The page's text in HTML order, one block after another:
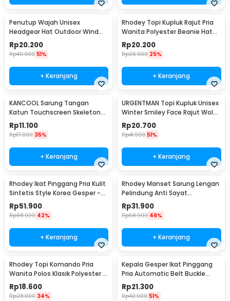
Penutup Wajah Unisex
Headgear Hat Outdoor Wind
Mask Balaclava - P01
Rp20.200
Rp40.900 51%
+ Keranjang
Rhodey Topi Kupluk Rajut Pria
Wanita Polyester Beanie Hat
Winter - EC002
Rp20.200
Rp26.900 25%
+ Keranjang
KANCOOL Sarung Tangan
Katun Touchscreen Skeleton
All Size Unisex - YN1168
Rp11.100
Rp17.000 35%
+ Keranjang
URGENTMAN Topi Kupluk Unisex
Winter Smiley Face Rajut Wol
Beanie Hat - NM-DS01
Rp20.700
Rp41.900 51%
+ Keranjang
Rhodey Ikat Pinggang Pria Kulit
Sintetis Style Korea Gesper -
B1033
Rp51.900
Rp88.900 42%
+ Keranjang
Rhodey Manset Sarung Lengan
Pelindung Anti Sayat
Polyethylene Fiber - SYLC-
HB001
Rp31.900
Rp58.900 46%
+ Keranjang
Rhodey Topi Komando Pria
Wanita Polos Klasik Polyester -
F314
Rp18.600
Rp28.000 34%
Kepala Gesper Ikat Pinggang
Pria Automatic Belt Buckle
Metal Model 2 - 620
Rp21.300
Rp42.900 51%